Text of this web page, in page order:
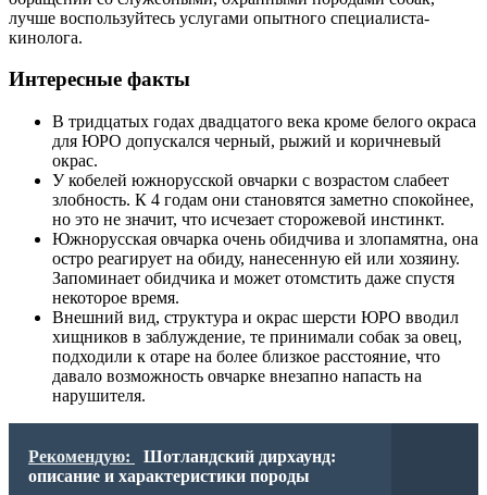
лучше воспользуйтесь услугами опытного специалиста-
кинолога.
Интересные факты
В тридцатых годах двадцатого века кроме белого окраса
для ЮРО допускался черный, рыжий и коричневый
окрас.
У кобелей южнорусской овчарки с возрастом слабеет
злобность. К 4 годам они становятся заметно спокойнее,
но это не значит, что исчезает сторожевой инстинкт.
Южнорусская овчарка очень обидчива и злопамятна, она
остро реагирует на обиду, нанесенную ей или хозяину.
Запоминает обидчика и может отомстить даже спустя
некоторое время.
Внешний вид, структура и окрас шерсти ЮРО вводил
хищников в заблуждение, те принимали собак за овец,
подходили к отаре на более близкое расстояние, что
давало возможность овчарке внезапно напасть на
нарушителя.
Рекомендую:
Шотландский дирхаунд:
описание и характеристики породы